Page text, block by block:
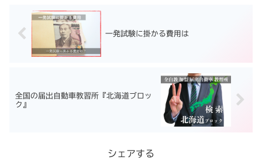
一発試験に掛かる費用は
全国の届出自動車教習所『北海道ブロッ
ク』
シェアする